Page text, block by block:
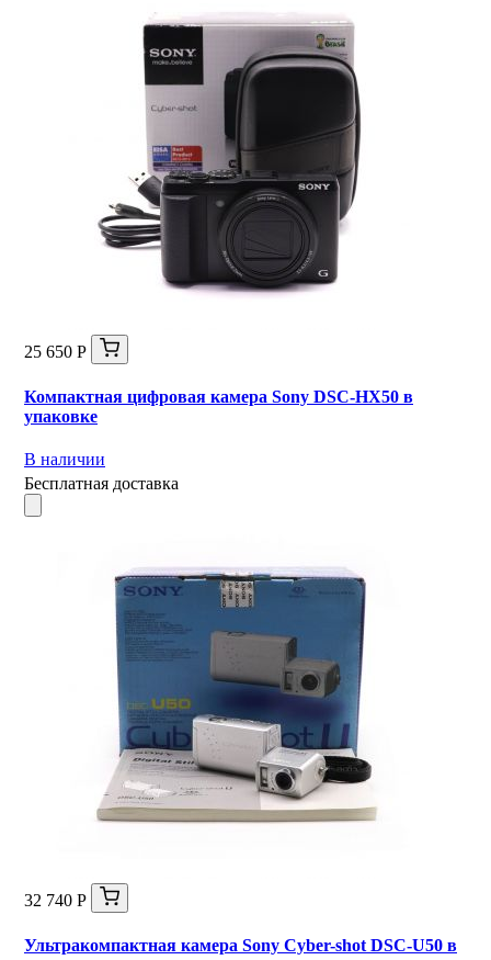
25 650 Р
Компактная цифровая камера Sony DSC-HX50 в
упаковке
В наличии
Бесплатная доставка
32 740 Р
Ультракомпактная камера Sony Cyber-shot DSC-U50 в